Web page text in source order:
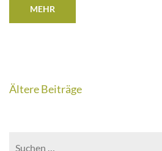
MEHR
Beitragsnavigation
Ältere Beiträge